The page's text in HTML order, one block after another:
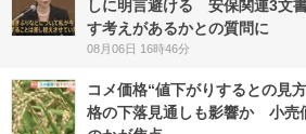
しに明言避ける 安保関連3文
す考えがあるかとの質問に
08月06日 16時46分
コメ価格“値下がりするとの見
格の下落見通しも影響か 小売